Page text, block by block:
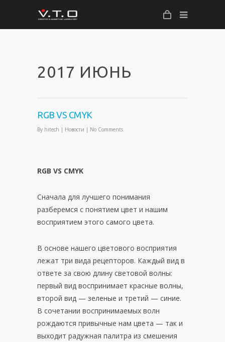
2017 ИЮНЬ
RGB VS CMYK
By hitech | Новости | No Comments
RGB VS CMYK
Сначала для лучшего понимания
разберемся с понятием цвет и нашим
восприятием этого самого цвета.
В основе нашего цветового восприятия
лежат три вида рецепторов. Каждый вид в
ответе за свою длину световой волны:
первый вид воспринимает красные волны,
второй вид — зеленые и третий — синие.
В сочетании воспринимаемых волн
рождаются привычные нам цвета — так и
выходит радужная палитра из смешения